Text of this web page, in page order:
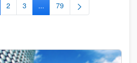
Página
2 Página
3 ...Páginas intermedias Use TAB
Página
79